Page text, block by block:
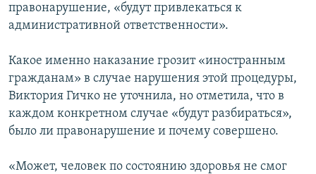
правонарушение, «будут привлекаться к
административной ответственности».
Какое именно наказание грозит «иностранным
гражданам» в случае нарушения этой процедуры,
Виктория Гичко не уточнила, но отметила, что в
каждом конкретном случае «будут разбираться»,
было ли правонарушение и почему совершено.
«Может, человек по состоянию здоровья не смог